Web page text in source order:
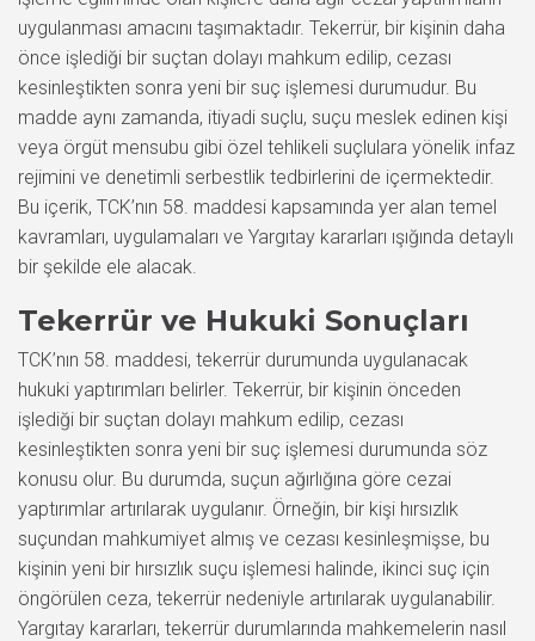
uygulanması amacını taşımaktadır. Tekerrür, bir kişinin daha
önce işlediği bir suçtan dolayı mahkum edilip, cezası
kesinleştikten sonra yeni bir suç işlemesi durumudur. Bu
madde aynı zamanda, itiyadi suçlu, suçu meslek edinen kişi
veya örgüt mensubu gibi özel tehlikeli suçlulara yönelik infaz
rejimini ve denetimli serbestlik tedbirlerini de içermektedir.
Bu içerik, TCK’nın 58. maddesi kapsamında yer alan temel
kavramları, uygulamaları ve Yargıtay kararları ışığında detaylı
bir şekilde ele alacak.
Tekerrür ve Hukuki Sonuçları
TCK’nın 58. maddesi, tekerrür durumunda uygulanacak
hukuki yaptırımları belirler. Tekerrür, bir kişinin önceden
işlediği bir suçtan dolayı mahkum edilip, cezası
kesinleştikten sonra yeni bir suç işlemesi durumunda söz
konusu olur. Bu durumda, suçun ağırlığına göre cezai
yaptırımlar artırılarak uygulanır. Örneğin, bir kişi hırsızlık
suçundan mahkumiyet almış ve cezası kesinleşmişse, bu
kişinin yeni bir hırsızlık suçu işlemesi halinde, ikinci suç için
öngörülen ceza, tekerrür nedeniyle artırılarak uygulanabilir.
Yargıtay kararları, tekerrür durumlarında mahkemelerin nasıl